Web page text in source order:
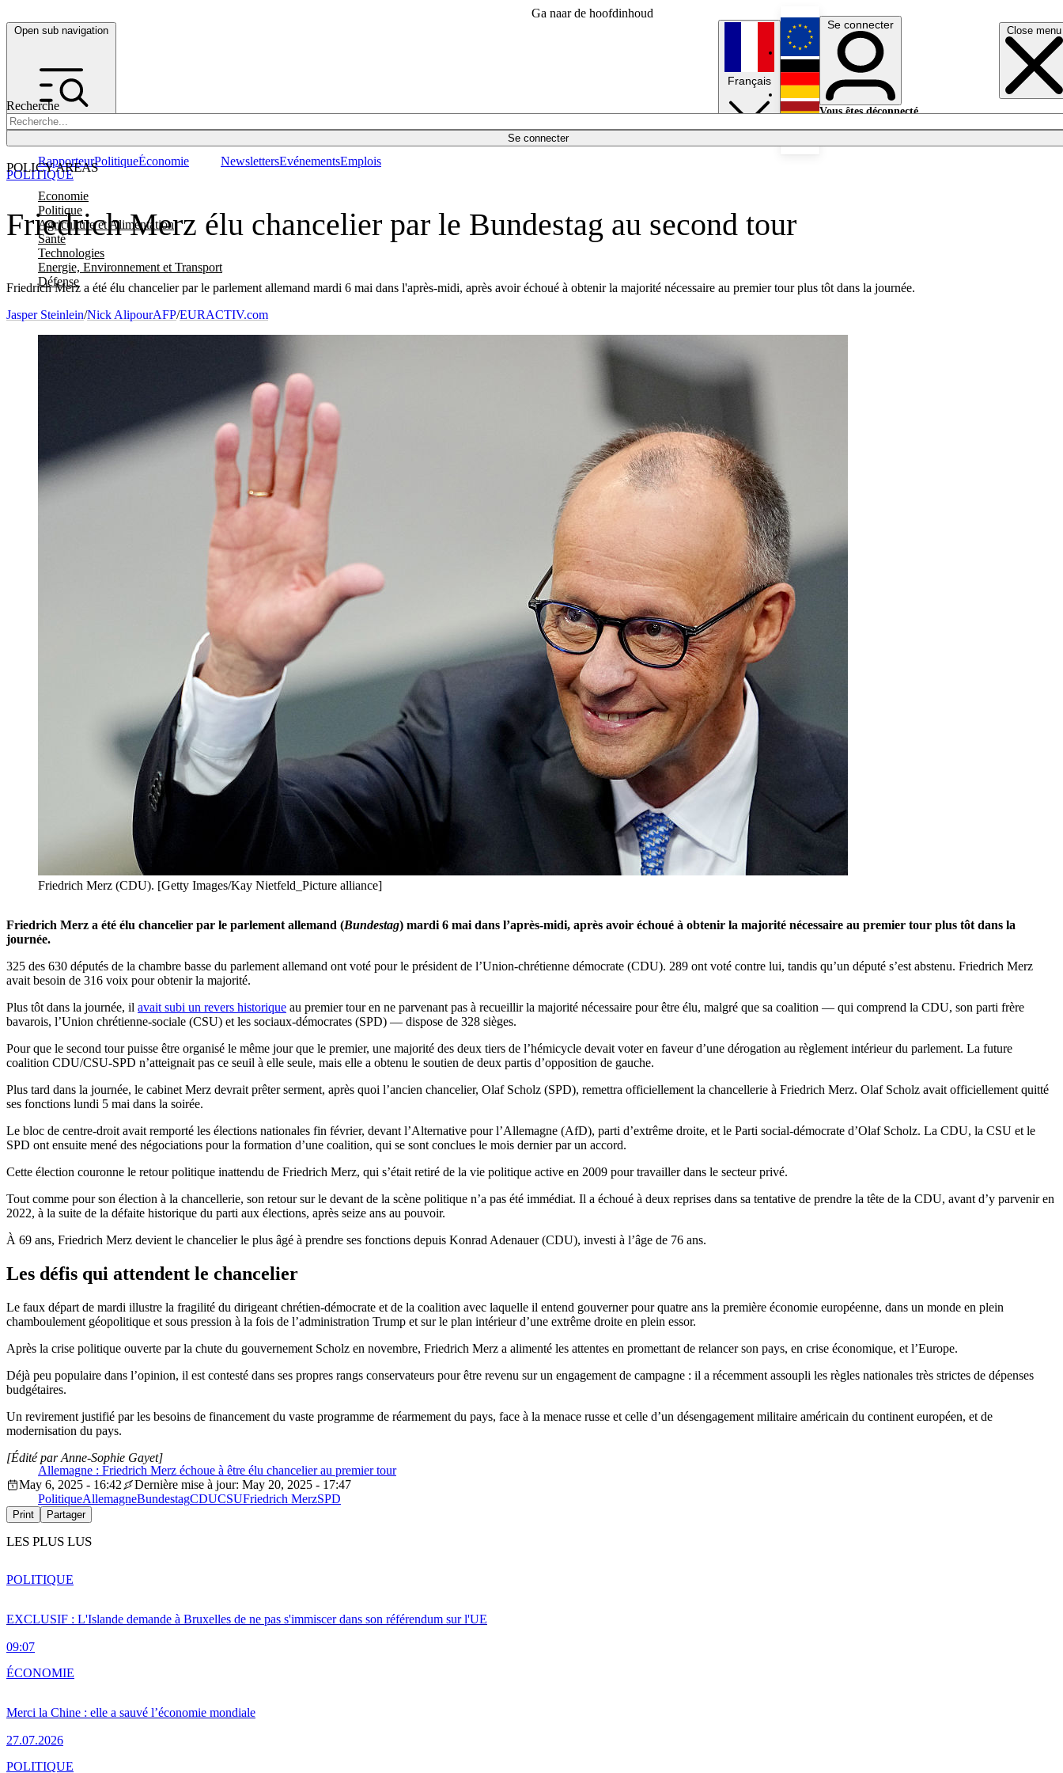
Ga naar de hoofdinhoud
Open sub navigation Close menu
Recherche
Se connecter
POLICY AREAS
Economie
Politique
Agriculture et Alimentation
Santé
Technologies
Energie, Environnement et Transport
Défense
RapporteurPolitiqueÉconomie NewslettersEvénementsEmplois
Français
English
Deutsch
Se connecter
Vous êtes déconnecté.
Friedrich Merz élu chancelier par le Bundestag au second tour
Friedrich Merz a été élu chancelier par le parlement allemand mardi 6 mai dans l'après-midi, après avoir échoué à obtenir la majorité nécessaire au premier tour plus tôt dans la journée.
POLITIQUE
Jasper Steinlein/Nick AlipourAFP/EURACTIV.com
Friedrich Merz (CDU). [Getty Images/Kay Nietfeld_Picture alliance]
Friedrich Merz a été élu chancelier par le parlement allemand (Bundestag) mardi 6 mai dans l’après-midi, après avoir échoué à obtenir la majorité nécessaire au premier tour plus tôt dans la
journée.
325 des 630 députés de la chambre basse du parlement allemand ont voté pour le président de l’Union-chrétienne démocrate (CDU). 289 ont voté contre lui, tandis qu’un député s’est abstenu. Friedrich Merz
avait besoin de 316 voix pour obtenir la majorité.
Plus tôt dans la journée, il avait subi un revers historique au premier tour en ne parvenant pas à recueillir la majorité nécessaire pour être élu, malgré que sa coalition — qui comprend la CDU, son parti frère
bavarois, l’Union chrétienne-sociale (CSU) et les sociaux-démocrates (SPD) — dispose de 328 sièges.
Pour que le second tour puisse être organisé le même jour que le premier, une majorité des deux tiers de l’hémicycle devait voter en faveur d’une dérogation au règlement intérieur du parlement. La future
coalition CDU/CSU-SPD n’atteignait pas ce seuil à elle seule, mais elle a obtenu le soutien de deux partis d’opposition de gauche.
Plus tard dans la journée, le cabinet Merz devrait prêter serment, après quoi l’ancien chancelier, Olaf Scholz (SPD), remettra officiellement la chancellerie à Friedrich Merz. Olaf Scholz avait officiellement quitté
ses fonctions lundi 5 mai dans la soirée.
Le bloc de centre-droit avait remporté les élections nationales fin février, devant l’Alternative pour l’Allemagne (AfD), parti d’extrême droite, et le Parti social-démocrate d’Olaf Scholz. La CDU, la CSU et le
SPD ont ensuite mené des négociations pour la formation d’une coalition, qui se sont conclues le mois dernier par un accord.
Cette élection couronne le retour politique inattendu de Friedrich Merz, qui s’était retiré de la vie politique active en 2009 pour travailler dans le secteur privé.
Tout comme pour son élection à la chancellerie, son retour sur le devant de la scène politique n’a pas été immédiat. Il a échoué à deux reprises dans sa tentative de prendre la tête de la CDU, avant d’y parvenir en
2022, à la suite de la défaite historique du parti aux élections, après seize ans au pouvoir.
À 69 ans, Friedrich Merz devient le chancelier le plus âgé à prendre ses fonctions depuis Konrad Adenauer (CDU), investi à l’âge de 76 ans.
Les défis qui attendent le chancelier
Le faux départ de mardi illustre la fragilité du dirigeant chrétien-démocrate et de la coalition avec laquelle il entend gouverner pour quatre ans la première économie européenne, dans un monde en plein
chamboulement géopolitique et sous pression à la fois de l’administration Trump et sur le plan intérieur d’une extrême droite en plein essor.
Après la crise politique ouverte par la chute du gouvernement Scholz en novembre, Friedrich Merz a alimenté les attentes en promettant de relancer son pays, en crise économique, et l’Europe.
Déjà peu populaire dans l’opinion, il est contesté dans ses propres rangs conservateurs pour être revenu sur un engagement de campagne : il a récemment assoupli les règles nationales très strictes de dépenses
budgétaires.
Un revirement justifié par les besoins de financement du vaste programme de réarmement du pays, face à la menace russe et celle d’un désengagement militaire américain du continent européen, et de
modernisation du pays.
Allemagne : Friedrich Merz échoue à être élu chancelier au premier tour
[Édité par Anne-Sophie Gayet]
May 6, 2025 - 16:42
Dernière mise à jour: May 20, 2025 - 17:47
PolitiqueAllemagneBundestagCDUCSUFriedrich MerzSPD
Print Partager
LES PLUS LUS
EXCLUSIF : L'Islande demande à Bruxelles de ne pas s'immiscer dans son référendum sur l'UE
09:07
POLITIQUE
Merci la Chine : elle a sauvé l’économie mondiale
27.07.2026
ÉCONOMIE
POLITIQUE